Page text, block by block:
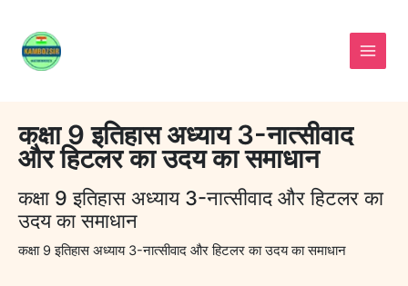
content
कक्षा 9 इतिहास अध्याय 3-नात्सीवाद
और हिटलर का उदय का समाधान
कक्षा 9 इतिहास अध्याय 3-नात्सीवाद और हिटलर का
उदय का समाधान
कक्षा 9 इतिहास अध्याय 3-नात्सीवाद और हिटलर का उदय का समाधान